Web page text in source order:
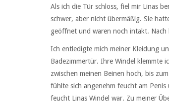
Als ich die Tür schloss, fiel mir Linas
schwer, aber nicht übermäßig. Sie
geöffnet und waren noch intakt. Nach
Ich entledigte mich meiner Kleidung
Badezimmertür. Ihre Windel klemmte
zwischen meinen Beinen hoch, bis
fühlte sich angenehm feucht am
feucht Linas Windel war. Zu meiner